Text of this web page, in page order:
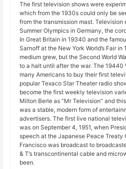
The first television shows were
which from the 1930s could only be
from the transmission mast. Television
Summer Olympics in Germany, the
In Great Britain in 19340 and the
Sarnoff at the New York World’s Fair in
medium grew, but the Second World
to a halt until after the war. The 19440
many Americans to buy their first
popular Texaco Star Theater radio
become the first weekly television
Milton Berle as “Mr Television” and
was a stable, modern form of
advertisers. The first live national
was on September 4, 1951, when
speech at the Japanese Peace Treaty
Francisco was broadcast to
& T’s transcontinental cable and
been.